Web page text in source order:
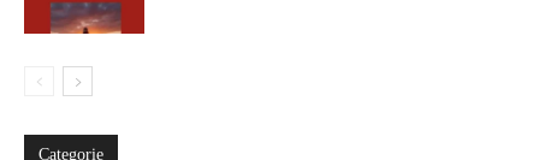
Categorie